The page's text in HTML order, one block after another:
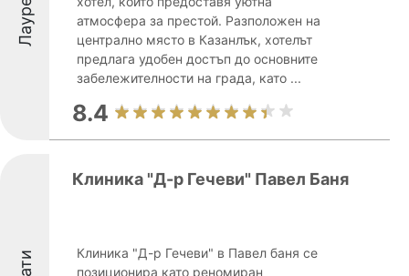
атмосфера за престой. Разположен на
централно място в Казанлък, хотелът
предлага удобен достъп до основните
забележителности на града, като ...
8.4
Клиника "Д-р Гечеви" Павел Баня
Клиника "Д-р Гечеви" в Павел баня се
позиционира като реномиран